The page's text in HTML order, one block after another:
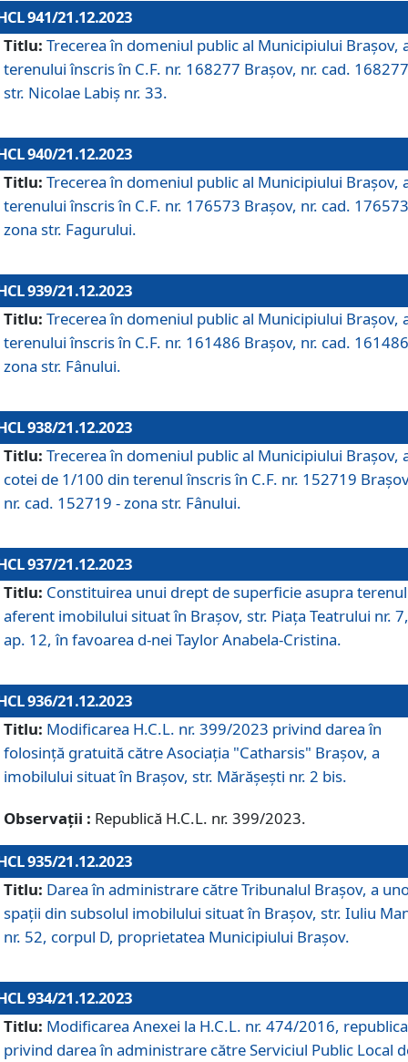
941/21.12.2023
Titlu: Trecerea în domeniul public al Municipiului Braşov,
terenului înscris în C.F. nr. 168277 Brașov, nr. cad.
str. Nicolae Labiș nr. 33.
940/21.12.2023
Titlu: Trecerea în domeniul public al Municipiului Braşov,
terenului înscris în C.F. nr. 176573 Brașov, nr. cad.
zona str. Fagurului.
939/21.12.2023
Titlu: Trecerea în domeniul public al Municipiului Braşov,
terenului înscris în C.F. nr. 161486 Brașov, nr. cad.
zona str. Fânului.
938/21.12.2023
Titlu: Trecerea în domeniul public al Municipiului Braşov,
cotei de 1/100 din terenul înscris în C.F. nr. 152719
nr. cad. 152719 - zona str. Fânului.
937/21.12.2023
Titlu: Constituirea unui drept de superficie asupra
aferent imobilului situat în Brașov, str. Piața Teatrului nr. 7,
ap. 12, în favoarea d-nei Taylor Anabela-Cristina.
936/21.12.2023
Titlu: Modificarea H.C.L. nr. 399/2023 privind darea în
folosinţă gratuită către Asociaţia "Catharsis" Brașov, a
imobilului situat în Braşov, str. Mărăşeşti nr. 2 bis.
Observații : Republică H.C.L. nr. 399/2023.
935/21.12.2023
Titlu: Darea în administrare către Tribunalul Brașov, a
spații din subsolul imobilului situat în Brașov, str. Iuliu
nr. 52, corpul D, proprietatea Municipiului Brașov.
934/21.12.2023
Titlu: Modificarea Anexei la H.C.L. nr. 474/2016,
privind darea în administrare către Serviciul Public Local